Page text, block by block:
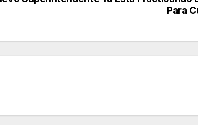
Para